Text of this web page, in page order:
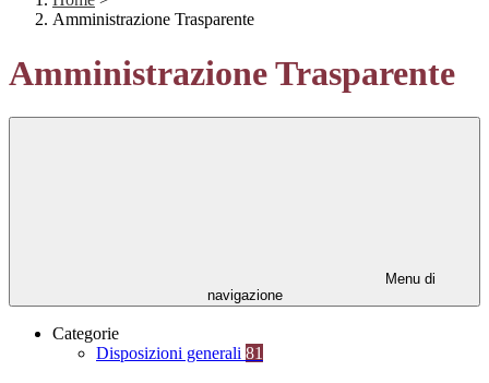
Amministrazione Trasparente
Amministrazione Trasparente
Menu di
navigazione
Categorie
Disposizioni generali 81